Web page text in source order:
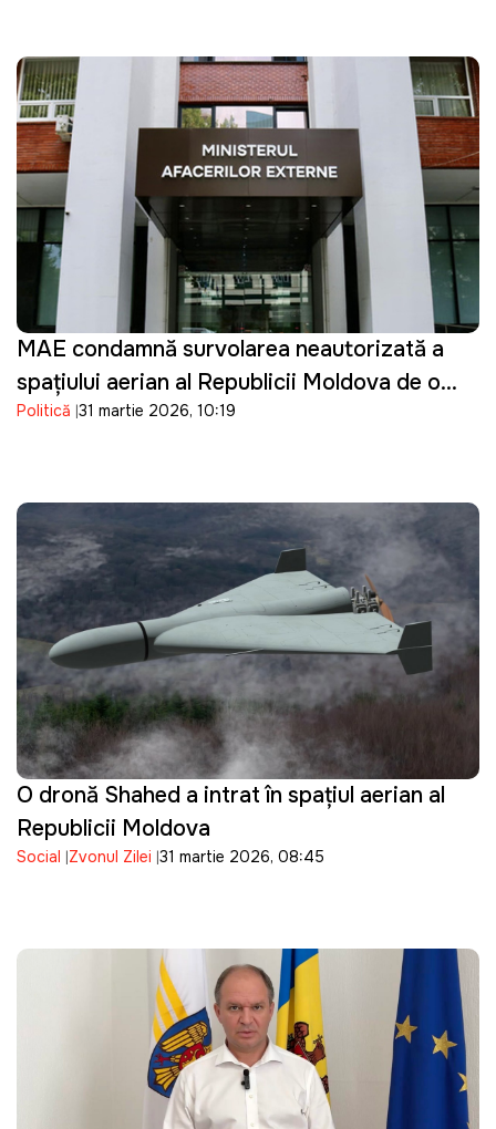
MAE condamnă survolarea neautorizată a
spațiului aerian al Republicii Moldova de o
dronă de tip Shahed: "O încălcare gravă"
Politică 31 martie 2026, 10:19
O dronă Shahed a intrat în spațiul aerian al
Republicii Moldova
Social Zvonul Zilei 31 martie 2026, 08:45